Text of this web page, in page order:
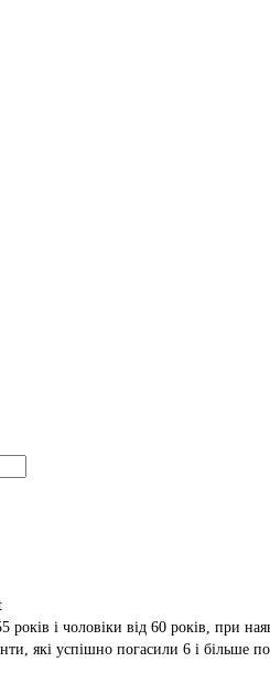
років і чоловіки від 60 років, при
які успішно погасили 6 і більше